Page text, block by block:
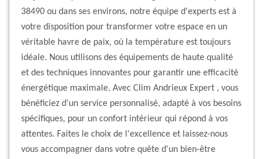
38490 ou dans ses environs, notre équipe d'experts est à
votre disposition pour transformer votre espace en un
véritable havre de paix, où la température est toujours
idéale. Nous utilisons des équipements de haute qualité
et des techniques innovantes pour garantir une efficacité
énergétique maximale. Avec Clim Andrieux Expert , vous
bénéficiez d'un service personnalisé, adapté à vos besoins
spécifiques, pour un confort intérieur qui répond à vos
attentes. Faites le choix de l'excellence et laissez-nous
vous accompagner dans votre quête d'un bien-être